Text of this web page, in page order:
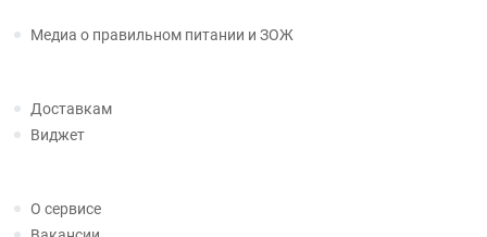
Медиа о правильном питании и ЗОЖ
Доставкам
Виджет
О сервисе